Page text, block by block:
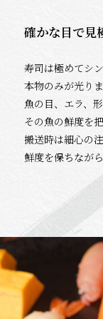
確かな目で見
寿司は極めてシ
本物のみが光り
魚の目、エラ、
その魚の鮮度を
搬送時は細心の
鮮度を保ちなが